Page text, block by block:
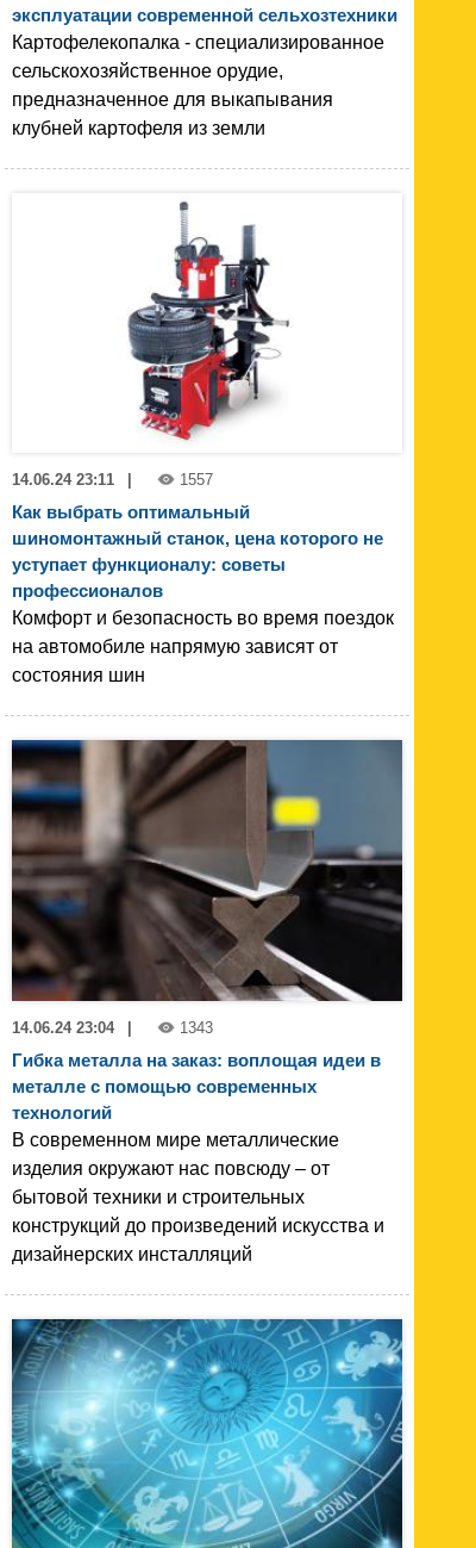
эксплуатации современной сельхозтехники
Картофелекопалка - специализированное
сельскохозяйственное орудие,
предназначенное для выкапывания
клубней картофеля из земли
14.06.24 23:11 1557
Как выбрать оптимальный
шиномонтажный станок, цена которого не
уступает функционалу: советы
профессионалов
Комфорт и безопасность во время поездок
на автомобиле напрямую зависят от
состояния шин
14.06.24 23:04 1343
Гибка металла на заказ: воплощая идеи в
металле с помощью современных
технологий
В современном мире металлические
изделия окружают нас повсюду – от
бытовой техники и строительных
конструкций до произведений искусства и
дизайнерских инсталляций